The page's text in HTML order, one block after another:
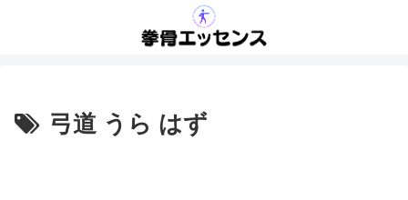
弓道 うら はず